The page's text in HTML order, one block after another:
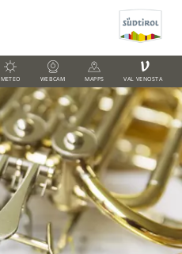
METEO WEBCAM MAPPS
V
VAL VENOSTA